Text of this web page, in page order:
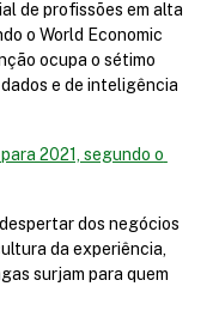
de profissões em alta
o World Economic
ocupa o sétimo
e de inteligência
2021, segundo o
dos negócios
da experiência,
surjam para quem